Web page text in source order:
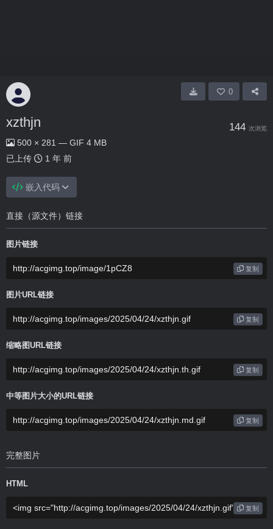
0
xzthjn 144 次浏览
500 × 281 — GIF 4 MB
已上传
1 年 前
嵌入代码
直接（源文件）链接
图片链接
复制
图片URL链接
复制
缩略图URL链接
复制
中等图片大小的URL链接
复制
完整图片
HTML
复制